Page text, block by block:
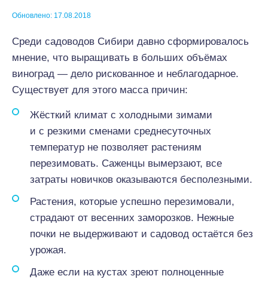
Обновлено: 17.08.2018
Среди садоводов Сибири давно сформировалось
мнение, что выращивать в больших объёмах
виноград — дело рискованное и неблагодарное.
Существует для этого масса причин:
Жёсткий климат с холодными зимами
и с резкими сменами среднесуточных
температур не позволяет растениям
перезимовать. Саженцы вымерзают, все
затраты новичков оказываются бесполезными.
Растения, которые успешно перезимовали,
страдают от весенних заморозков. Нежные
почки не выдерживают и садовод остаётся без
урожая.
Даже если на кустах зреют полноценные